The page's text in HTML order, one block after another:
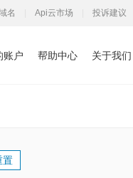
名 Api云市场 投诉建议
账户 帮助中心 关于我们
置